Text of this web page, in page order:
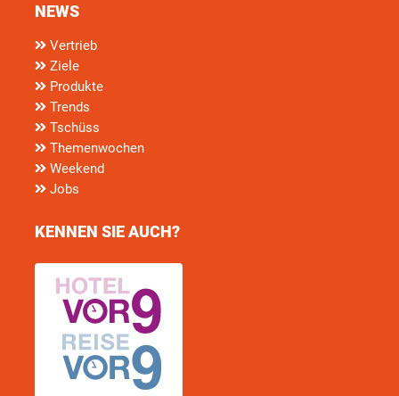
NEWS
Vertrieb
Ziele
Produkte
Trends
Tschüss
Themenwochen
Weekend
Jobs
KENNEN SIE AUCH?